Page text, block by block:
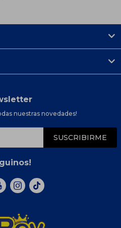
nuestras novedades!
SUSCRIBIRME
